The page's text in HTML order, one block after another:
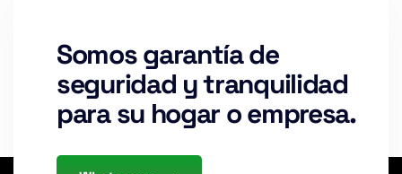
Somos garantía de
seguridad y tranquilidad
para su hogar o empresa.